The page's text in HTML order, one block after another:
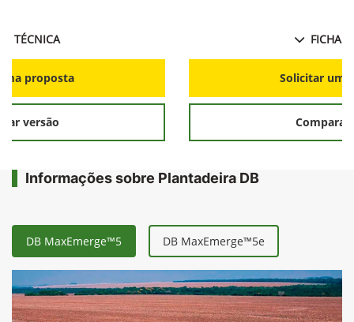
TÉCNICA
proposta
versão
FICHA
Solicitar
Comparar
Informações sobre Plantadeira DB
DB MaxEmerge™5 DB MaxEmerge™5e